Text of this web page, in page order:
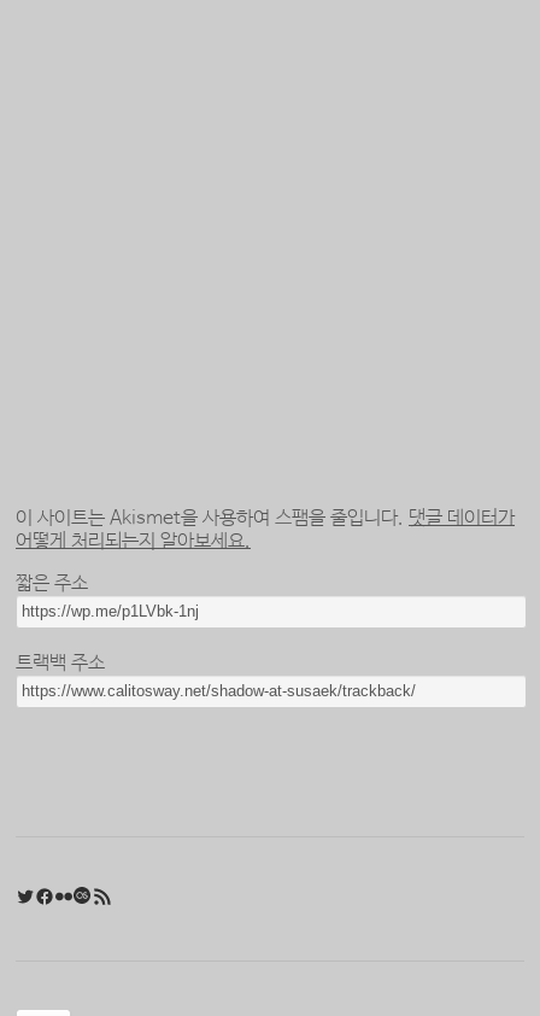
이 사이트는 Akismet을 사용하여 스팸을 줄입니다. 댓글 데이터가
어떻게 처리되는지 알아보세요.
짧은 주소
트랙백 주소
Twitter
Facebook
FlickrLast.fm